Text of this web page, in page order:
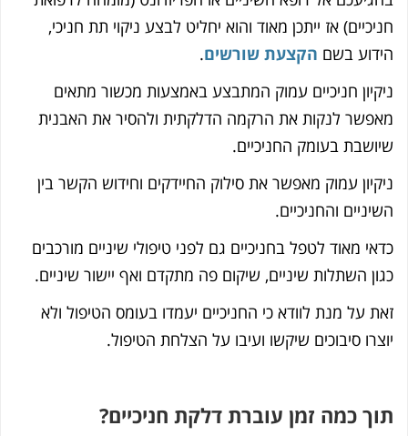
אז ייתכן מאוד והוא יחליט לבצע ניקוי תת חניכי,
בשםהקצעת שורשים.
חניכיים עמוק המתבצע באמצעות מכשור מתאים
לנקות את הרקמה הדלקתית ולהסיר את האבנית
בעומק החניכיים.
עמוק מאפשר את סילוק החיידקים וחידוש הקשר בין
והחניכיים.
מאוד לטפל בחניכיים גם לפני טיפולי שיניים מורכבים
השתלות שיניים, שיקום פה מתקדם ואף יישור שיניים.
על מנת לוודא כי החניכיים יעמדו בעומס הטיפול ולא
סיבוכים שיקשו ועיבו על הצלחת הטיפול.
כמה זמן עוברת דלקת חניכיים?